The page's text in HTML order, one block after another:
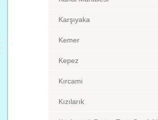
Karşıyaka
Kemer
Kepez
Kırcami
Kızılarık